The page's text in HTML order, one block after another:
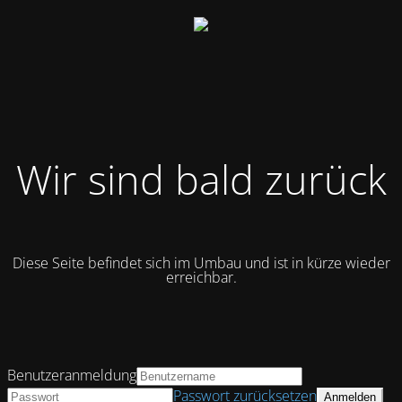
Wir sind bald zurück
Diese Seite befindet sich im Umbau und ist in kürze wieder
erreichbar.
Benutzeranmeldung
Passwort zurücksetzen